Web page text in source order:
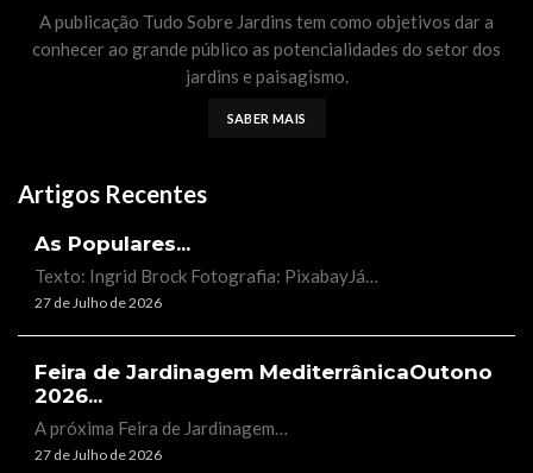
A publicação Tudo Sobre Jardins tem como objetivos dar a
conhecer ao grande público as potencialidades do setor dos
jardins e paisagismo.
SABER MAIS
Artigos Recentes
As Populares...
Texto: Ingrid Brock Fotografia: PixabayJá…
27 de Julho de 2026
Feira de Jardinagem MediterrânicaOutono
2026...
A próxima Feira de Jardinagem…
27 de Julho de 2026